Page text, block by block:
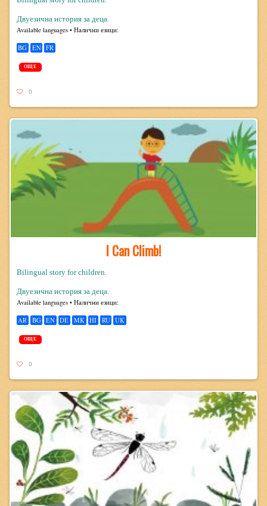
Двуезична история за деца.
Avail­able lan­guages • Налични езици:
BG EN FR
ОЩЕ
0
I Can Climb!
Bilingual story for children.
Двуезична история за деца.
Avail­able lan­guages • Налични езици:
AR BG EN DE MK HI RU UK
ОЩЕ
0